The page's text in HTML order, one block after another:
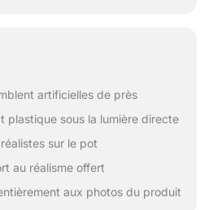
artificielles de près
plastique sous la lumière directe
sur le pot
au réalisme offert
aux photos du produit